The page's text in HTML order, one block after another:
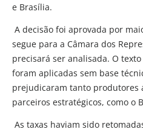
e Brasília.
A decisão foi aprovada por
segue para a Câmara dos
precisará ser analisada. O
foram aplicadas sem base
prejudicaram tanto produtores
parceiros estratégicos, como o
As taxas haviam sido